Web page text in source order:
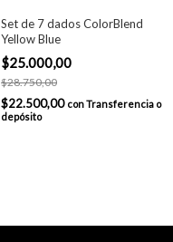
Set de 7 dados ColorBlend
Yellow Blue
$25.000,00
$28.750,00
$22.500,00 conTransferencia o
depósito